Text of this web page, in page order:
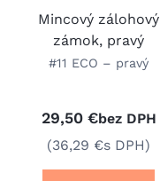
Mincový zálohový
zámok, pravý
#11 ECO – pravý
29,50 €bez DPH
(36,29 €s DPH)